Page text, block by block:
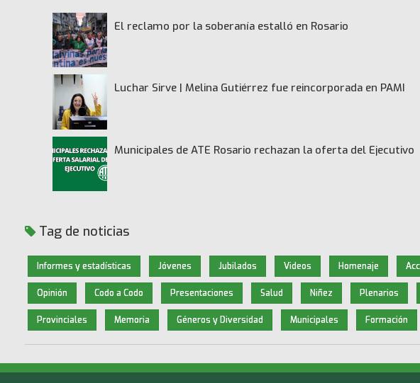
El reclamo por la soberanía estalló en Rosario
Luchar Sirve | Melina Gutiérrez fue reincorporada en PAMI
Municipales de ATE Rosario rechazan la oferta del Ejecutivo
Tag de noticias
Informes y estadísticas Jóvenes Jubilados Videos Homenaje
Opinión Codo a Codo Presentaciones Salud Niñez Plenarios
Provinciales Memoria Géneros y Diversidad Municipales Formación